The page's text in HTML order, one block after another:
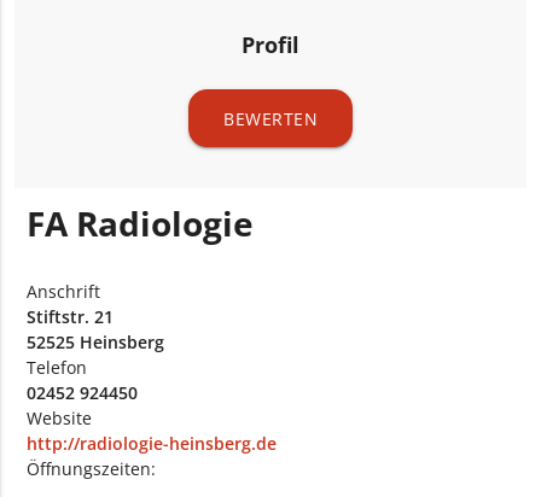
Profil
BEWERTEN
FA Radiologie
Anschrift
Stiftstr. 21
52525 Heinsberg
Telefon
02452 924450
Website
http://radiologie-heinsberg.de
Öffnungszeiten: